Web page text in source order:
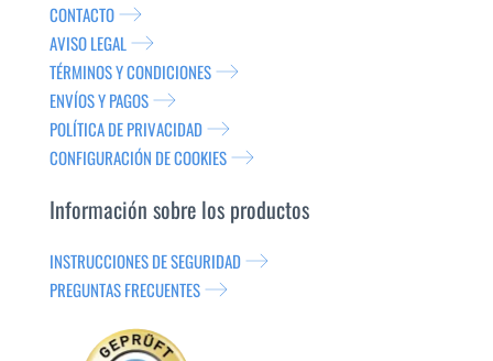
CONTACTO
AVISO LEGAL
TÉRMINOS Y CONDICIONES
ENVÍOS Y PAGOS
POLÍTICA DE PRIVACIDAD
CONFIGURACIÓN DE COOKIES
Información sobre los productos
INSTRUCCIONES DE SEGURIDAD
PREGUNTAS FRECUENTES